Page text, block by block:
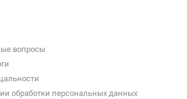
вопросы
обработки персональных данных